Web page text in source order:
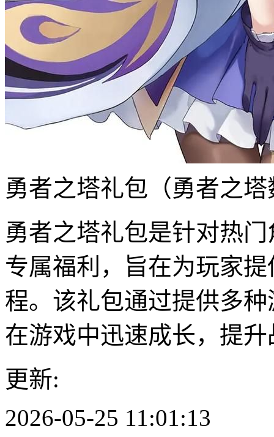
勇者之塔礼包（勇者之
勇者之塔礼包是针对热
专属福利，旨在为玩家
程。该礼包通过提供多
在游戏中迅速成长，提升
更新:
2026-05-25 11:01:13